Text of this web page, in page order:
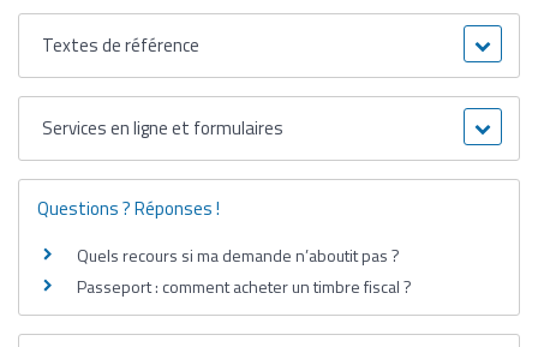
Textes de référence
Services en ligne et formulaires
Questions ? Réponses !
Quels recours si ma demande n’aboutit pas ?
Passeport : comment acheter un timbre fiscal ?